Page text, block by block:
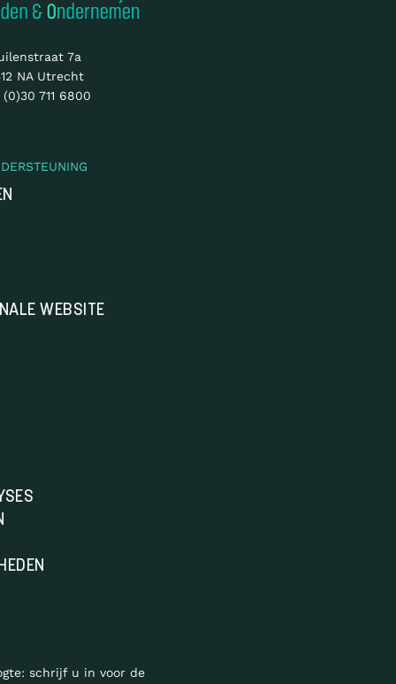
7a
NA Utrecht
(0)30 711 6800
WEBSITE
schrijf u in voor de